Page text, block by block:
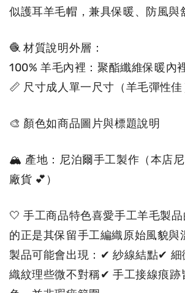
似護耳羊毛帽，兼具保暖、防風與
🧶 材質說明外層：
100% 羊毛內裡：聚酯纖維保暖內
📏 尺寸成人單一尺寸（羊毛彈性佳
🎨 顏色如商品圖片與標題說明
🏔 產地：尼泊爾手工製作（本店
廠貨 💕）
🤍 手工商品特色喜愛手工羊毛製
的正是其保留手工編織原始風貌與
製品可能會出現：✔ 紗線結點✔
織紋理些微不對稱✔ 手工接線痕跡